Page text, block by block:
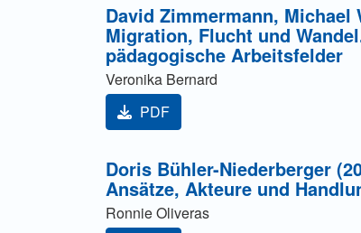
David Zimmermann, Michael
Migration, Flucht und
pädagogische Arbeitsfelder
Veronika Bernard
PDF
Doris Bühler-Niederberger
Ansätze, Akteure und
Ronnie Oliveras